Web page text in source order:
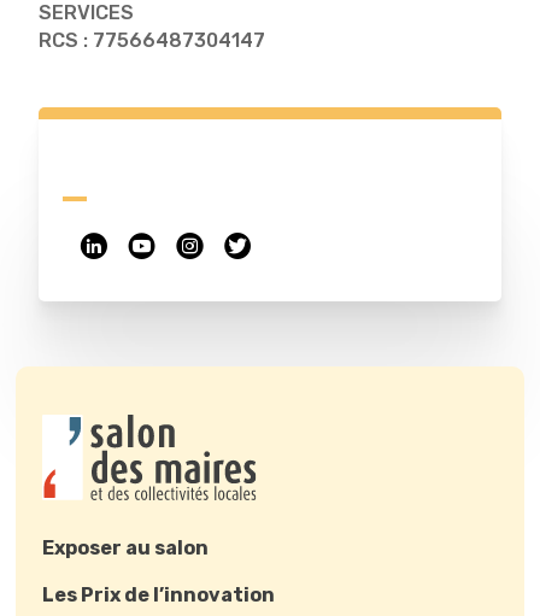
SERVICES
RCS : 77566487304147
Exposer au salon
Les Prix de l’innovation